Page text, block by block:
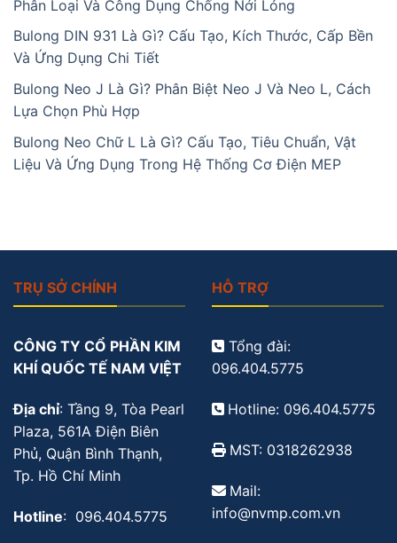
Phân Loại Và Công Dụng Chống Nới Lỏng
Bulong DIN 931 Là Gì? Cấu Tạo, Kích Thước, Cấp Bền
Và Ứng Dụng Chi Tiết
Bulong Neo J Là Gì? Phân Biệt Neo J Và Neo L, Cách
Lựa Chọn Phù Hợp
Bulong Neo Chữ L Là Gì? Cấu Tạo, Tiêu Chuẩn, Vật
Liệu Và Ứng Dụng Trong Hệ Thống Cơ Điện MEP
TRỤ SỞ CHÍNH
CÔNG TY CỔ PHẦN KIM
KHÍ QUỐC TẾ NAM VIỆT
Địa chỉ: Tầng 9, Tòa Pearl
Plaza, 561A Điện Biên
Phủ, Quận Bình Thạnh,
Tp. Hồ Chí Minh
Hotline: 096.404.5775
HỖ TRỢ
Tổng đài:
096.404.5775
Hotline: 096.404.5775
MST: 0318262938
Mail:
info@nvmp.com.vn